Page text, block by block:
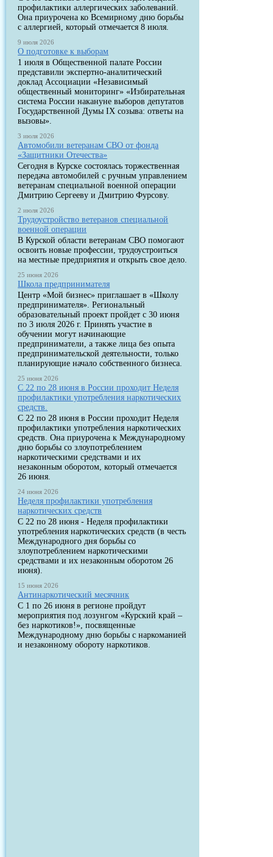
профилактики аллергических заболеваний.
Она приурочена ко Всемирному дню борьбы
с аллергией, который отмечается 8 июля.
9 июля 2026
О подготовке к выборам
1 июля в Общественной палате России
представили экспертно-аналитический
доклад Ассоциации «Независимый
общественный мониторинг» «Избирательная
система России накануне выборов депутатов
Государственной Думы IX созыва: ответы на
вызовы».
3 июля 2026
Автомобили ветеранам СВО от фонда
«Защитники Отечества»
Сегодня в Курске состоялась торжественная
передача автомобилей с ручным управлением
ветеранам специальной военной операции
Дмитрию Сергееву и Дмитрию Фурсову.
2 июля 2026
Трудоустройство ветеранов специальной
военной операции
В Курской области ветеранам СВО помогают
освоить новые профессии, трудоустроиться
на местные предприятия и открыть свое дело.
25 июня 2026
Школа предпринимателя
Центр «Мой бизнес» приглашает в «Школу
предпринимателя». Региональный
образовательный проект пройдет с 30 июня
по 3 июля 2026 г. Принять участие в
обучении могут начинающие
предприниматели, а также лица без опыта
предпринимательской деятельности, только
планирующие начало собственного бизнеса.
25 июня 2026
С 22 по 28 июня в России проходит Неделя
профилактики употребления наркотических
средств.
С 22 по 28 июня в России проходит Неделя
профилактики употребления наркотических
средств. Она приурочена к Международному
дню борьбы со злоупотреблением
наркотическими средствами и их
незаконным оборотом, который отмечается
26 июня.
24 июня 2026
Неделя профилактики употребления
наркотических средств
С 22 по 28 июня - Неделя профилактики
употребления наркотических средств (в честь
Международного дня борьбы со
злоупотреблением наркотическими
средствами и их незаконным оборотом 26
июня).
15 июня 2026
Антинаркотический месячник
С 1 по 26 июня в регионе пройдут
мероприятия под лозунгом «Курский край –
без наркотиков!», посвященные
Международному дню борьбы с наркоманией
и незаконному обороту наркотиков.